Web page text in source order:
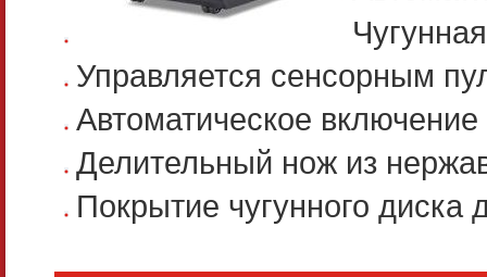
Управляется сенсорным
Автоматическое
Делительный нож из
Покрытие чугунного